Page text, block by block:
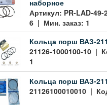
наборное
Артикул: PR-LAD-
6 | Мин. заказ: 1
Кольца порш ВАЗ-
21126-1000100-10 |
1
Кольца порш ВАЗ-
21126100010010 |